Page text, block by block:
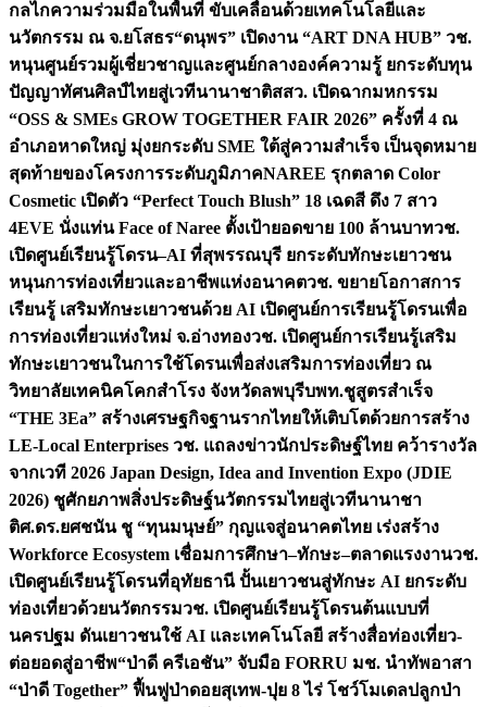
กลไกความร่วมมือในพื้นที่ ขับเคลื่อนด้วยเทคโนโลยีและ
นวัตกรรม ณ จ.ยโสธร“ดนุพร” เปิดงาน “ART DNA HUB” วช.
หนุนศูนย์รวมผู้เชี่ยวชาญและศูนย์กลางองค์ความรู้ ยกระดับทุน
ปัญญาทัศนศิลป์ไทยสู่เวทีนานาชาติสสว. เปิดฉากมหกรรม
“OSS & SMEs GROW TOGETHER FAIR 2026” ครั้งที่ 4 ณ
อำเภอหาดใหญ่ มุ่งยกระดับ SME ใต้สู่ความสำเร็จ เป็นจุดหมาย
สุดท้ายของโครงการระดับภูมิภาคNAREE รุกตลาด Color
Cosmetic เปิดตัว “Perfect Touch Blush” 18 เฉดสี ดึง 7 สาว
4EVE นั่งแท่น Face of Naree ตั้งเป้ายอดขาย 100 ล้านบาทวช.
เปิดศูนย์เรียนรู้โดรน–AI ที่สุพรรณบุรี ยกระดับทักษะเยาวชน
หนุนการท่องเที่ยวและอาชีพแห่งอนาคตวช. ขยายโอกาสการ
เรียนรู้ เสริมทักษะเยาวชนด้วย AI เปิดศูนย์การเรียนรู้โดรนเพื่อ
การท่องเที่ยวแห่งใหม่ จ.อ่างทองวช. เปิดศูนย์การเรียนรู้เสริม
ทักษะเยาวชนในการใช้โดรนเพื่อส่งเสริมการท่องเที่ยว ณ
วิทยาลัยเทคนิคโคกสำโรง จังหวัดลพบุรีบพท.ชูสูตรสำเร็จ
“THE 3Ea” สร้างเศรษฐกิจฐานรากไทยให้เติบโตด้วยการสร้าง
LE-Local Enterprises วช. แถลงข่าวนักประดิษฐ์ไทย คว้ารางวัล
จากเวที 2026 Japan Design, Idea and Invention Expo (JDIE
2026) ชูศักยภาพสิ่งประดิษฐ์นวัตกรรมไทยสู่เวทีนานาชา
ติศ.ดร.ยศชนัน ชู “ทุนมนุษย์” กุญแจสู่อนาคตไทย เร่งสร้าง
Workforce Ecosystem เชื่อมการศึกษา–ทักษะ–ตลาดแรงงานวช.
เปิดศูนย์เรียนรู้โดรนที่อุทัยธานี ปั้นเยาวชนสู่ทักษะ AI ยกระดับ
ท่องเที่ยวด้วยนวัตกรรมวช. เปิดศูนย์เรียนรู้โดรนต้นแบบที่
นครปฐม ดันเยาวชนใช้ AI และเทคโนโลยี สร้างสื่อท่องเที่ยว-
ต่อยอดสู่อาชีพ“ป่าดี ครีเอชัน” จับมือ FORRU มช. นำทัพอาสา
“ป่าดี Together” ฟื้นฟูป่าดอยสุเทพ-ปุย 8 ไร่ โชว์โมเดลปลูกป่า